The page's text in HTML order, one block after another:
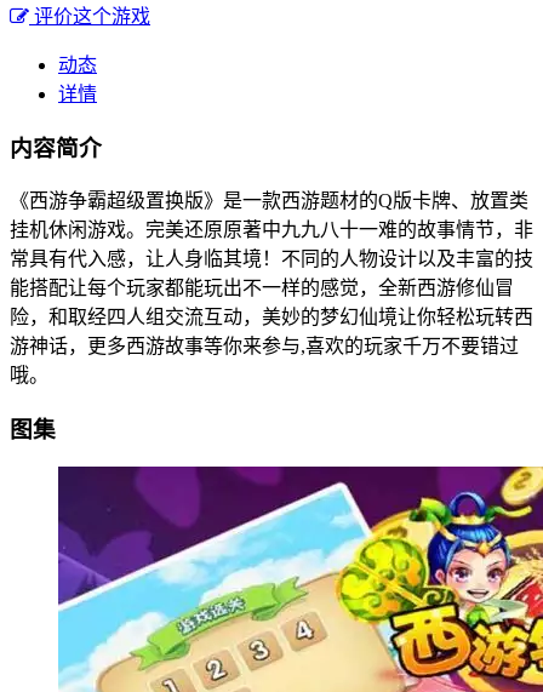
评价这个游戏
动态
详情
内容简介
《西游争霸超级置换版》是一款西游题材的Q版卡牌、放置类
挂机休闲游戏。完美还原原著中九九八十一难的故事情节，非
常具有代入感，让人身临其境！不同的人物设计以及丰富的技
能搭配让每个玩家都能玩出不一样的感觉，全新西游修仙冒
险，和取经四人组交流互动，美妙的梦幻仙境让你轻松玩转西
游神话，更多西游故事等你来参与,喜欢的玩家千万不要错过
哦。
图集